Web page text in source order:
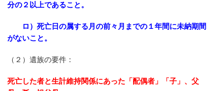
分の２以上であること。
ロ）死亡日の属する月の前々月までの１年間に未納期間
がないこと。
（２）遺族の要件：
死亡した者と生計維持関係にあった「配偶者」「子」、父